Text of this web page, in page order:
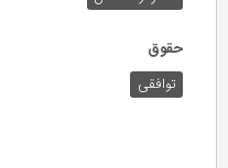
حقوق
توافقی